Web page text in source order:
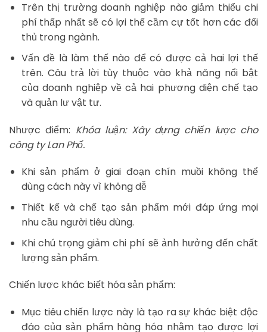
Trên thị trường doanh nghiệp nào giảm thiểu chi
phí thấp nhất sẽ có lợi thế cầm cự tốt hơn các đối
thủ trong ngành.
Vấn đề là làm thế nào để có được cả hai lợi thế
trên. Câu trả lời tùy thuộc vào khả năng nổi bật
của doanh nghiệp về cả hai phương diện chế tạo
và quản lư vật tư.
Nhược điểm: Khóa luận: Xây dựng chiến lược cho
công ty Lan Phố.
Khi sản phẩm ở giai đoạn chín muồi không thể
dùng cách này vì không dễ
Thiết kế và chế tạo sản phẩm mới đáp ứng mọi
nhu cầu người tiêu dùng.
Khi chú trọng giảm chi phí sẽ ảnh hưởng đến chất
lượng sản phẩm.
Chiến lược khác biết hóa sản phẩm:
Mục tiêu chiến lược này là tạo ra sự khác biệt độc
đáo của sản phẩm hàng hóa nhằm tạo được lợi